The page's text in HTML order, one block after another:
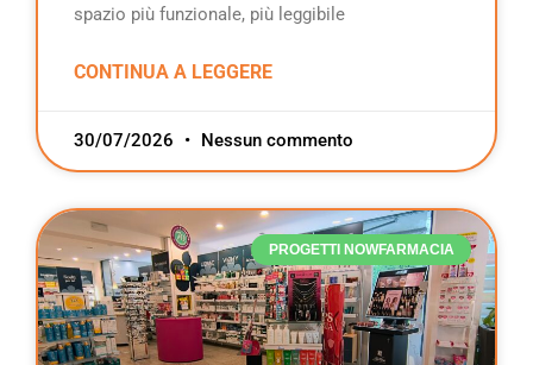
spazio più funzionale, più leggibile
CONTINUA A LEGGERE
30/07/2026 Nessun commento
PROGETTI NOWFARMACIA